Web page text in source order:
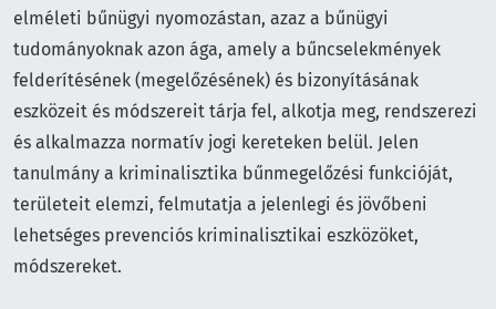
elméleti bűnügyi nyomozástan, azaz a bűnügyi
tudományoknak azon ága, amely a bűncselekmények
felderítésének (megelőzésének) és bizonyításának
eszközeit és módszereit tárja fel, alkotja meg, rendszerezi
és alkalmazza normatív jogi kereteken belül. Jelen
tanulmány a kriminalisztika bűnmegelőzési funkcióját,
területeit elemzi, felmutatja a jelenlegi és jövőbeni
lehetséges prevenciós kriminalisztikai eszközöket,
módszereket.